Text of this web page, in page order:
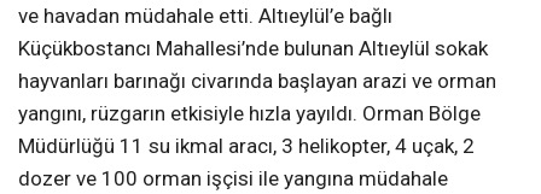
ve havadan müdahale etti. Altıeylül’e bağlı
Küçükbostancı Mahallesi’nde bulunan Altıeylül sokak
hayvanları barınağı civarında başlayan arazi ve orman
yangını, rüzgarın etkisiyle hızla yayıldı. Orman Bölge
Müdürlüğü 11 su ikmal aracı, 3 helikopter, 4 uçak, 2
dozer ve 100 orman işçisi ile yangına müdahale